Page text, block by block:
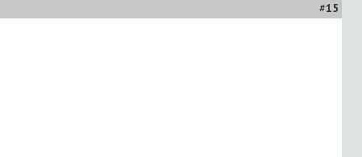
#15